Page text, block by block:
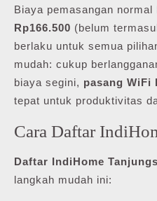
Biaya pemasangan
Rp166.500 (belum
berlaku untuk semua
mudah: cukup
biaya segini, pasang WiFi
tepat untuk produktivitas
Cara Daftar
Daftar IndiHome
langkah mudah ini: